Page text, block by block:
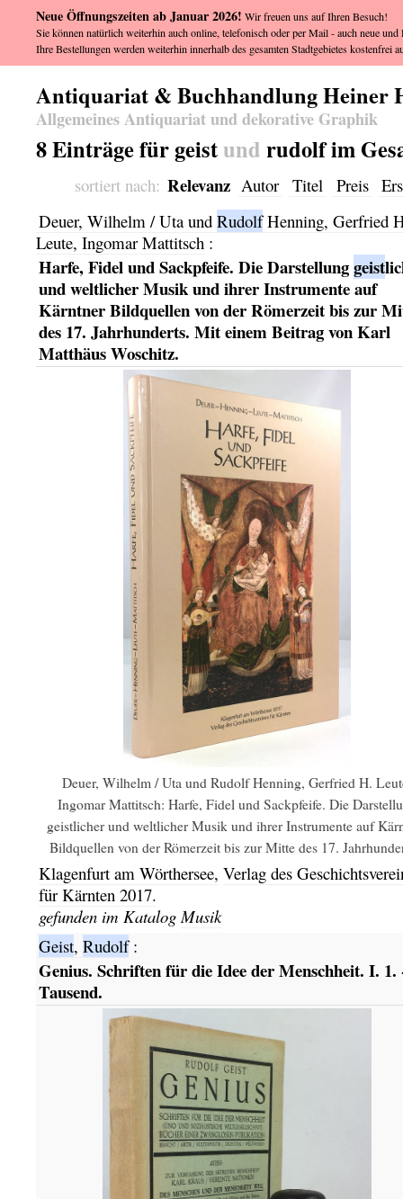
Antiquariat & Buchhandlung Heiner
Allgemeines Antiquariat und dekorative Graphik
8 Einträge für geistund rudolf im
sortiert nach: Relevanz Autor Titel Preis
Deuer, Wilhelm / Uta und RudolfHenning, Gerfried
Leute, Ingomar Mattitsch :
Harfe, Fidel und Sackpfeife. Die Darstellunggeist
und weltlicher Musik und ihrer Instrumente auf
Kärntner Bildquellen von der Römerzeit bis zur
des 17. Jahrhunderts. Mit einem Beitrag von Karl
Matthäus Woschitz.
Deuer, Wilhelm / Uta und Rudolf Henning, Gerfried H.
Ingomar Mattitsch: Harfe, Fidel und Sackpfeife. Die
geistlicher und weltlicher Musik und ihrer Instrumente auf
Bildquellen von der Römerzeit bis zur Mitte des 17.
Klagenfurt am Wörthersee, Verlag des
für Kärnten 2017.
gefunden im Katalog Musik
Geist, Rudolf:
Genius. Schriften für die Idee der Menschheit. I. 1.
Tausend.
Neue Öffnungszeiten ab Januar 2026! Wir freuen uns auf Ihren Besuch!
Sie können natürlich weiterhin auch online, telefonisch oder per Mail - auch neue
Ihre Bestellungen werden weiterhin innerhalb des gesamten Stadtgebietes kostenfrei